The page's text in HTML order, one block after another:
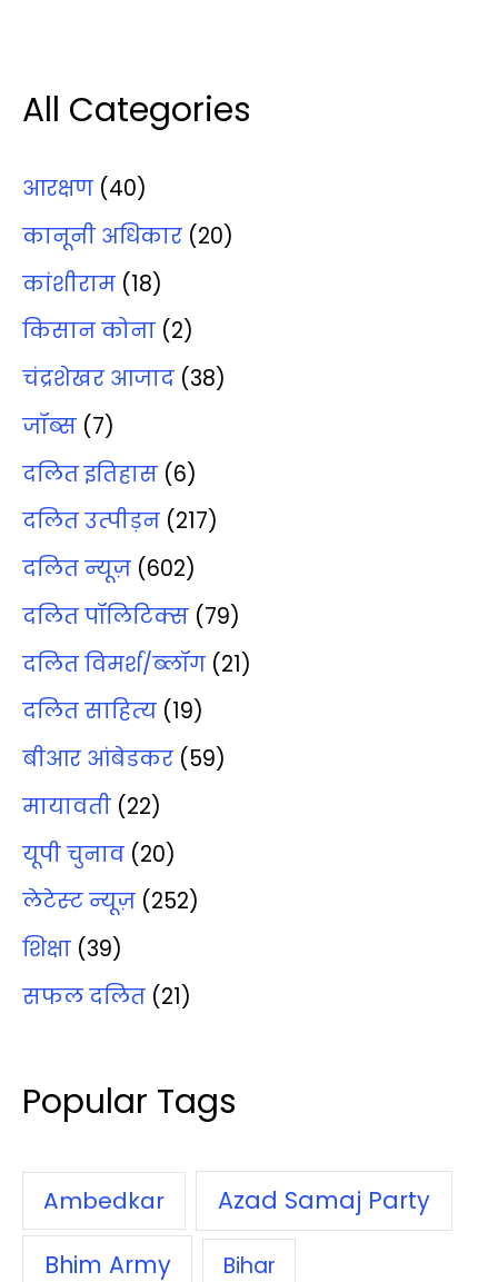
All Categories
आरक्षण (40)
कानूनी अधिकार (20)
कांशीराम (18)
किसान कोना (2)
चंद्रशेखर आजाद (38)
जॉब्‍स (7)
दलित इतिहास (6)
दलित उत्‍पीड़न (217)
दलित न्‍यूज़ (602)
दलित पॉलिटिक्‍स (79)
दलित विमर्श/ब्‍लॉग (21)
दलित साहित्‍य (19)
बीआर आंबेडकर (59)
मायावती (22)
यूपी चुनाव (20)
लेटेस्‍ट न्‍यूज़ (252)
शिक्षा (39)
सफल दलित (21)
Popular Tags
Ambedkar
Azad Samaj Party
Bhim Army
Bihar